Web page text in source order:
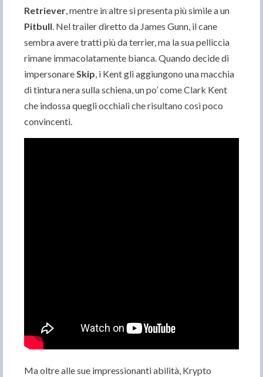
Retriever, mentre in altre si presenta più simile a un
Pitbull. Nel trailer diretto da James Gunn, il cane
sembra avere tratti più da terrier, ma la sua pelliccia
rimane immacolatamente bianca. Quando decide di
impersonareSkip, i Kent gli aggiungono una macchia
di tintura nera sulla schiena, un po’ come Clark Kent
che indossa quegli occhiali che risultano così poco
convincenti.
Ma oltre alle sue impressionanti abilità, Krypto